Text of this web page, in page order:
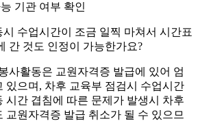
기관 여부 확인
수업시간이 조금 일찍 마쳐서 시간표
간 것도 인정이 가능한가요?
사활동은 교원자격증 발급에 있어 엄
있으며, 차후 교육부 점검시 수업시간
시간 겹침에 따른 문제가 발생시 차후
교원자격증 발급 취소가 될 수 있으므